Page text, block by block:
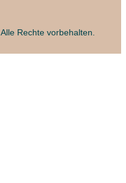
. Alle Rechte vorbehalten.